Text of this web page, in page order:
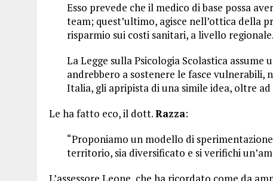
Esso prevede che il medico di base possa
team; quest’ultimo, agisce nell’ottica della
risparmio sui costi sanitari, a livello regionale.
La Legge sulla Psicologia Scolastica assume
andrebbero a sostenere le fasce vulnerabili,
Italia, gli apripista di una simile idea, oltre
Le ha fatto eco, il dott.Razza:
“Proponiamo un modello di
territorio, sia diversificato e si verifichi